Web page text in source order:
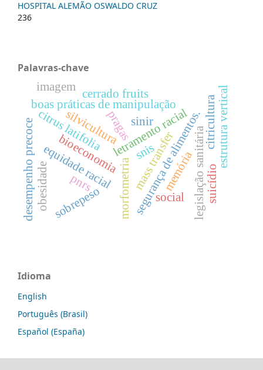
HOSPITAL ALEMÃO OSWALDO CRUZ
236
Palavras-chave
equidade racial
letramento racial
boas práticas de manipulação
segurança de alimentos.
legislação sanitária
citrus latifolia citricultura
desempenho precoce pragas
morfometria
estrutura vertical
silvicultura
sobrepeso
obesidade
cerrado fruits
mass transfer
bioeconomia
pnrs
snis
sinir
memória
imagem
social suicídio
Idioma
English
Português (Brasil)
Español (España)